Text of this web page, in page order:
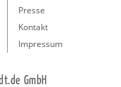
Presse
Kontakt
Impressum
GmbH